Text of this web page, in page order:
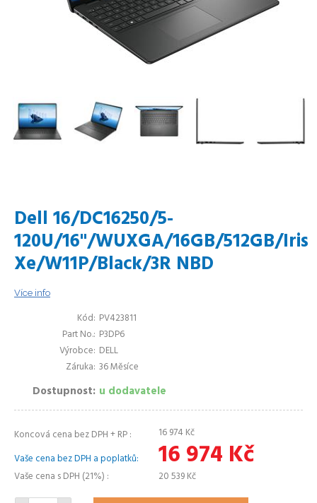
Dell 16/DC16250/5-
120U/16"/WUXGA/16GB/512GB/Iris
Xe/W11P/Black/3R NBD
Více info
Kód PV423811
Part No. P3DP6
Výrobce DELL
Záruka 36 Měsíce
Dostupnost u dodavatele
Koncová cena bez DPH + RP 16 974 Kč
Vaše cena bez DPH a poplatků
16 974 Kč
Vaše cena s DPH (21%) 20 539Kč